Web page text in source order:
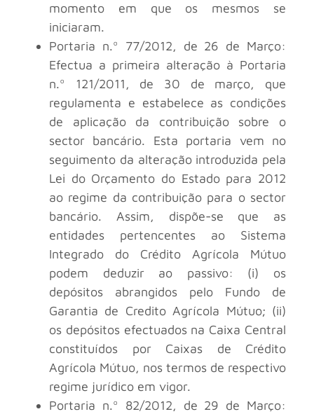
momento em que os mesmos se
iniciaram.
Portaria n.º 77/2012, de 26 de Março:
Efectua a primeira alteração à Portaria
n.º 121/2011, de 30 de março, que
regulamenta e estabelece as condições
de aplicação da contribuição sobre o
sector bancário. Esta portaria vem no
seguimento da alteração introduzida pela
Lei do Orçamento do Estado para 2012
ao regime da contribuição para o sector
bancário. Assim, dispõe-se que as
entidades pertencentes ao Sistema
Integrado do Crédito Agrícola Mútuo
podem deduzir ao passivo: (i) os
depósitos abrangidos pelo Fundo de
Garantia de Credito Agrícola Mútuo; (ii)
os depósitos efectuados na Caixa Central
constituídos por Caixas de Crédito
Agrícola Mútuo, nos termos de respectivo
regime jurídico em vigor.
Portaria n.º 82/2012, de 29 de Março: